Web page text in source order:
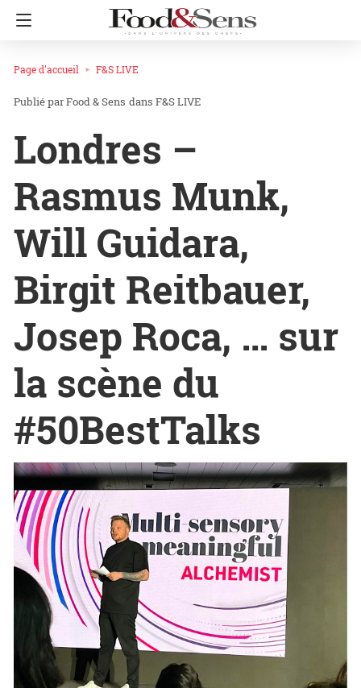
Page d'accueil F&S LIVE
Food & Sens dans F&S LIVE
Londres –
Rasmus Munk,
Will Guidara,
Birgit Reitbauer,
Josep Roca, … sur
la scène du
#50BestTalks